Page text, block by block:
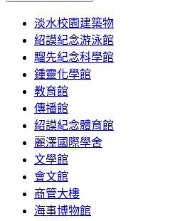
淡水校園建築物
紹謨紀念游泳館
騮先紀念科學館
鍾靈化學館
教育館
傳播館
紹謨紀念體育館
麗澤國際學舍
文學館
會文館
商管大樓
海事博物館